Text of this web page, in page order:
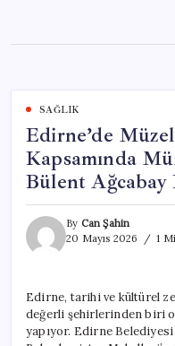
content
SAĞLIK
Edirne’de
Kapsamında
Bülent Ağcabay
By Can Şahin
20 Mayıs 2026
1
Edirne, tarihi ve kültürel
değerli şehirlerinden biri
yapıyor. Edirne